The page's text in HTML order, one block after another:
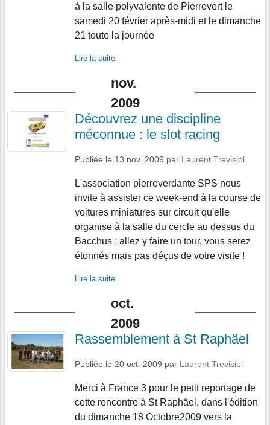
à la salle polyvalente de Pierrevert le
samedi 20 février après-midi et le dimanche
21 toute la journée
Lire la suite
nov.
2009
Découvrez une discipline
méconnue : le slot racing
Publiée le 13 nov. 2009 par Laurent Trevisiol
L'association pierreverdante SPS nous
invite à assister ce week-end à la course de
voitures miniatures sur circuit qu'elle
organise à la salle du cercle au dessus du
Bacchus : allez y faire un tour, vous serez
étonnés mais pas déçus de votre visite !
Lire la suite
oct.
2009
Rassemblement à St Raphäel
Publiée le 20 oct. 2009 par Laurent Trevisiol
Merci à France 3 pour le petit reportage de
cette rencontre à St Raphäel, dans l'édition
du dimanche 18 Octobre2009 vers la